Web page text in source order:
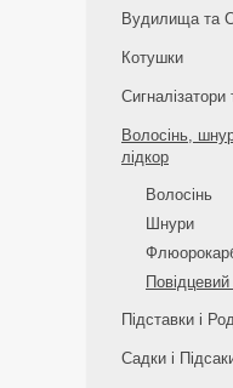
Вудилища та
Котушки
Сигналізатори
Волосінь,
лідкор
Волосiнь
Шнури
Підставки і
Садки і